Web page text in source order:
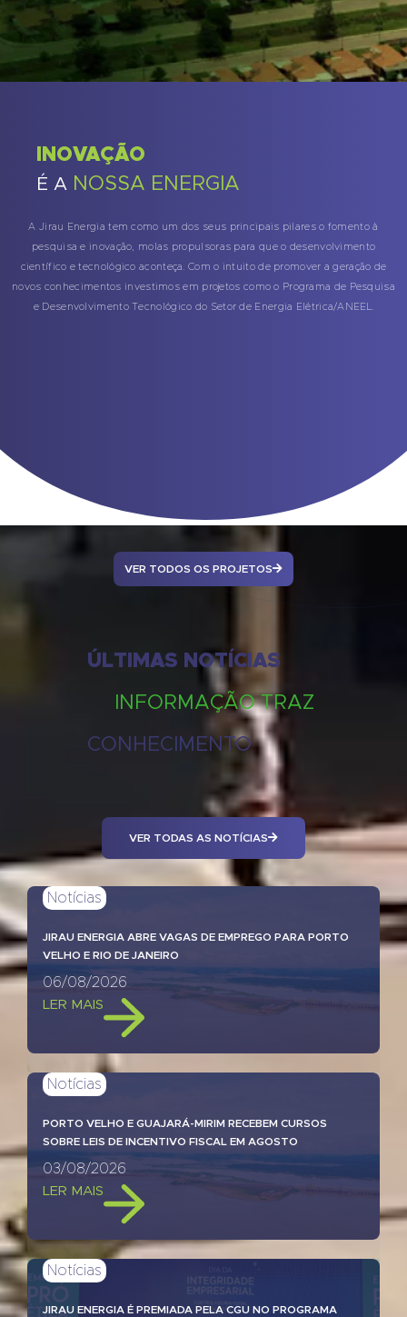
INOVAÇÃO
É A NOSSA ENERGIA
A Jirau Energia tem como um dos seus principais pilares o fomento à
pesquisa e inovação, molas propulsoras para que o desenvolvimento
científico e tecnológico aconteça. Com o intuito de promover a geração de
novos conhecimentos investimos em projetos como o Programa de Pesquisa
e Desenvolvimento Tecnológico do Setor de Energia Elétrica/ANEEL.
VER TODOS OS PROJETOS
ÚLTIMAS NOTÍCIAS
INFORMAÇÃO TRAZ
CONHECIMENTO
VER TODAS AS NOTÍCIAS
Notícias
JIRAU ENERGIA ABRE VAGAS DE EMPREGO PARA PORTO
VELHO E RIO DE JANEIRO
06/08/2026
LER MAIS
Notícias
PORTO VELHO E GUAJARÁ-MIRIM RECEBEM CURSOS
SOBRE LEIS DE INCENTIVO FISCAL EM AGOSTO
03/08/2026
LER MAIS
Notícias
JIRAU ENERGIA É PREMIADA PELA CGU NO PROGRAMA